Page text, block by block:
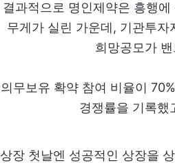
결과적으로 명인제약은 흥행
무게가 실린 가운데, 기관투
희망공모가
의무보유 확약 참여 비율이
경쟁률을 기록했
상장 첫날엔 성공적인 상장을